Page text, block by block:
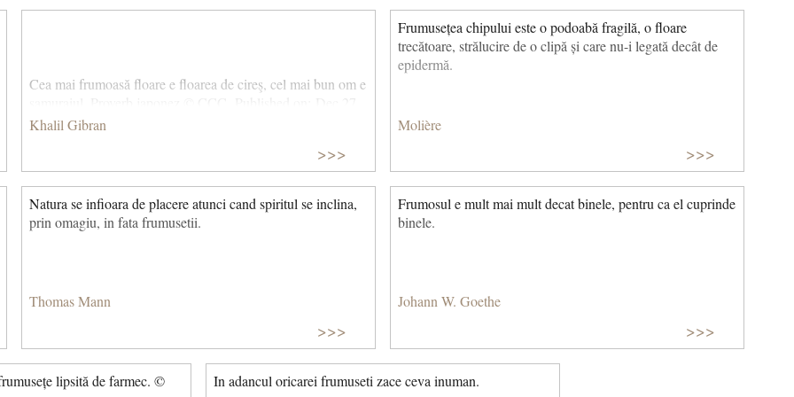
Cea mai frumoasă floare e floarea de cireş, cel mai bun om e
2017
Khalil Gibran
>>>
Frumusețea chipului este o podoabă fragilă, o floare
trecătoare, strălucire de o clipă și care nu-i legată decât de
epidermă.
Molière
>>>
Natura se infioara de placere atunci cand spiritul se inclina,
prin omagiu, in fata frumusetii.
Thomas Mann
>>>
Frumosul e mult mai mult decat binele, pentru ca el cuprinde
binele.
Johann W. Goethe
>>>
lipsită de farmec. ©
In adancul oricarei frumuseti zace ceva inuman.